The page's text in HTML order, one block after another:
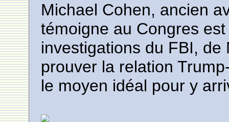
Michael Cohen, ancien
témoigne au Congres
investigations du FBI,
prouver la relation
le moyen idéal pour y